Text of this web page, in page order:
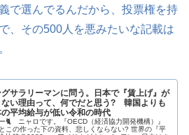
で選んでるんだから、投票権を持
、その500人を悪みたいな記載は
サラリーマンに問う。日本で『賃上げ』が
ない理由って、何でだと思う? 韓国よりも
の平均給与が低い令和の時代
🐈 ニャロです。『OECD（経済協力開発機構）』
この作った下の資料、悲しくならない? 世界の『平